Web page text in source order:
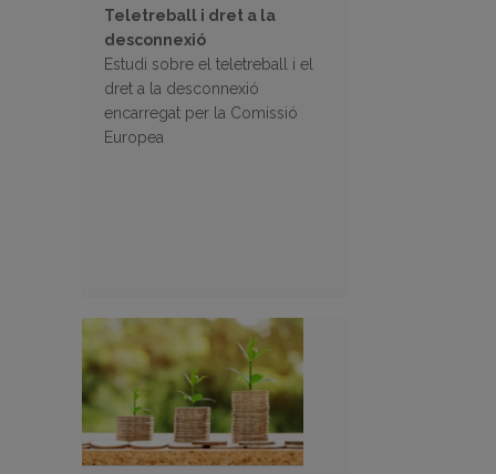
Teletreball i dret a la
desconnexió
Estudi sobre el teletreball i el
dret a la desconnexió
encarregat per la Comissió
Europea